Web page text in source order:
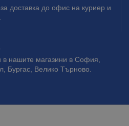
доставка до офис на куриер и
в нашите магазини в София,
Бургас, Велико Търново.